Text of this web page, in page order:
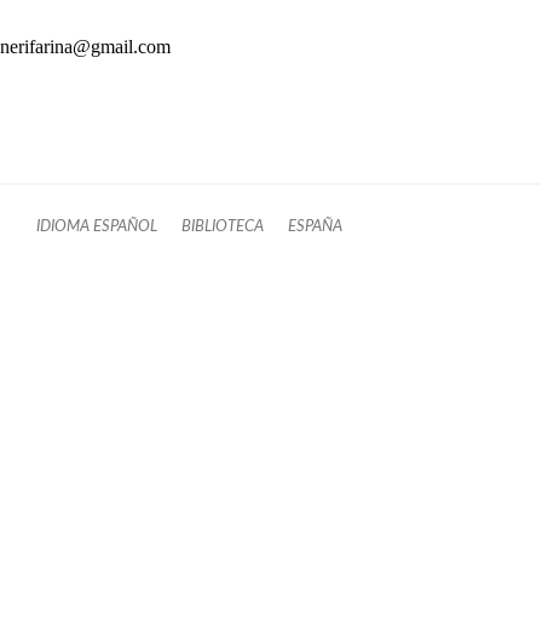
nerifarina@gmail.com
IDIOMA ESPAÑOL BIBLIOTECA ESPAÑA